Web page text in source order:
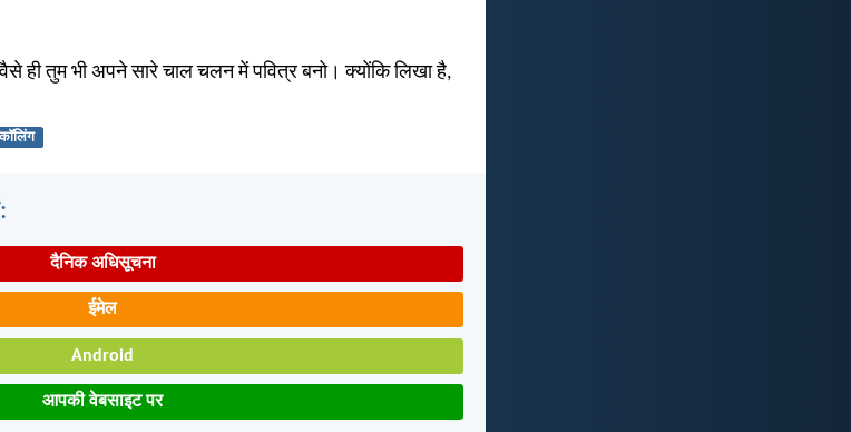
वैसे ही तुम भी अपने सारे चाल चलन में पवित्र बनो। क्योंकि लिखा है,
दैनिक अधिसूचना
ईमेल
Android
आपकी वेबसाइट पर